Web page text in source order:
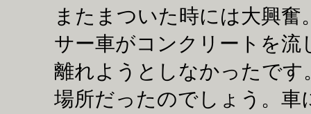
またまついた時には大興
サー車がコンクリートを
離れようとしなかったで
場所だったのでしょう。